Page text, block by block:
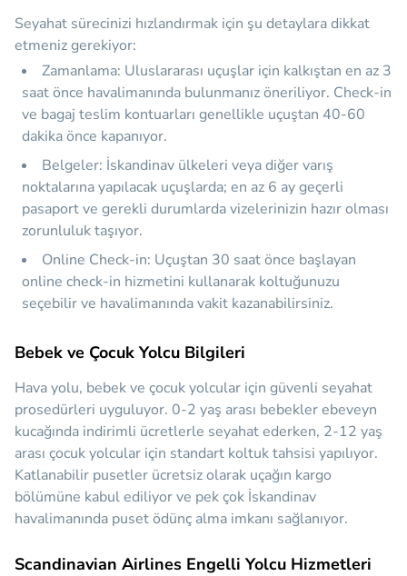
Seyahat sürecinizi hızlandırmak için şu detaylara dikkat
etmeniz gerekiyor:
Zamanlama: Uluslararası uçuşlar için kalkıştan en az 3
saat önce havalimanında bulunmanız öneriliyor. Check-in
ve bagaj teslim kontuarları genellikle uçuştan 40-60
dakika önce kapanıyor.
Belgeler: İskandinav ülkeleri veya diğer varış
noktalarına yapılacak uçuşlarda; en az 6 ay geçerli
pasaport ve gerekli durumlarda vizelerinizin hazır olması
zorunluluk taşıyor.
Online Check-in: Uçuştan 30 saat önce başlayan
online check-in hizmetini kullanarak koltuğunuzu
seçebilir ve havalimanında vakit kazanabilirsiniz.
Bebek ve Çocuk Yolcu Bilgileri
Hava yolu, bebek ve çocuk yolcular için güvenli seyahat
prosedürleri uyguluyor. 0-2 yaş arası bebekler ebeveyn
kucağında indirimli ücretlerle seyahat ederken, 2-12 yaş
arası çocuk yolcular için standart koltuk tahsisi yapılıyor.
Katlanabilir pusetler ücretsiz olarak uçağın kargo
bölümüne kabul ediliyor ve pek çok İskandinav
havalimanında puset ödünç alma imkanı sağlanıyor.
Scandinavian Airlines Engelli Yolcu Hizmetleri